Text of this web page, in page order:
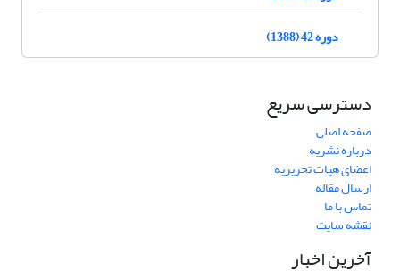
دوره 42 (1388)
دسترسی سریع
صفحه اصلی
درباره نشریه
اعضای هیات تحریریه
ارسال مقاله
تماس با ما
نقشه سایت
آخرین اخبار